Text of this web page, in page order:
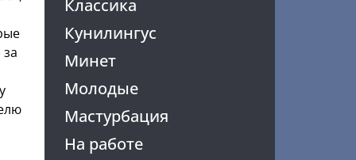
Классика
Кунилингус
Минет
Молодые
Мастурбация
На работе